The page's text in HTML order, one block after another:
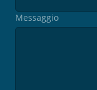
Messaggio